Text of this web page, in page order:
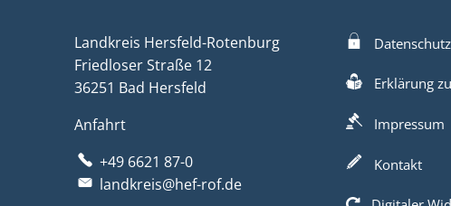
Landkreis Hersfeld-Rotenburg
Friedloser Straße 12
36251 Bad Hersfeld
Anfahrt
+49 6621 87-0
landkreis@hef-rof.de
Datenschutz
Erklärung
Impressum
Kontakt